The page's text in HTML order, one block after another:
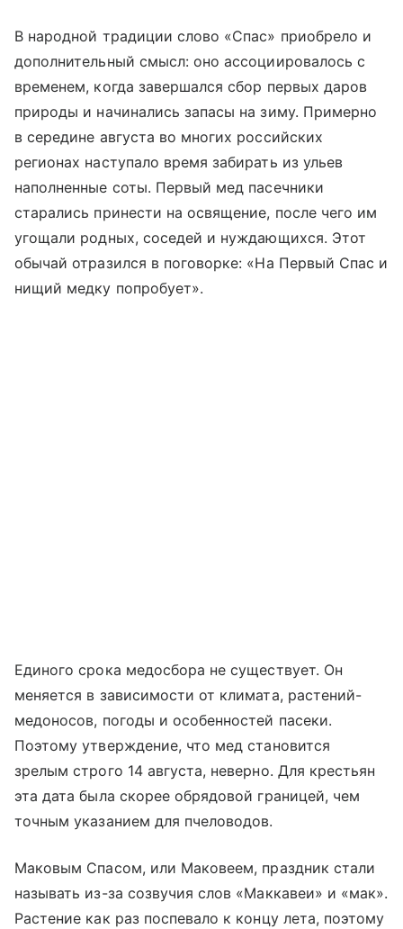
В народной традиции слово «Спас» приобрело и
дополнительный смысл: оно ассоциировалось с
временем, когда завершался сбор первых даров
природы и начинались запасы на зиму. Примерно
в середине августа во многих российских
регионах наступало время забирать из ульев
наполненные соты. Первый мед пасечники
старались принести на освящение, после чего им
угощали родных, соседей и нуждающихся. Этот
обычай отразился в поговорке: «На Первый Спас и
нищий медку попробует».
Единого срока медосбора не существует. Он
меняется в зависимости от климата, растений-
медоносов, погоды и особенностей пасеки.
Поэтому утверждение, что мед становится
зрелым строго 14 августа, неверно. Для крестьян
эта дата была скорее обрядовой границей, чем
точным указанием для пчеловодов.
Маковым Спасом, или Маковеем, праздник стали
называть из-за созвучия слов «Маккавеи» и «мак».
Растение как раз поспевало к концу лета, поэтому